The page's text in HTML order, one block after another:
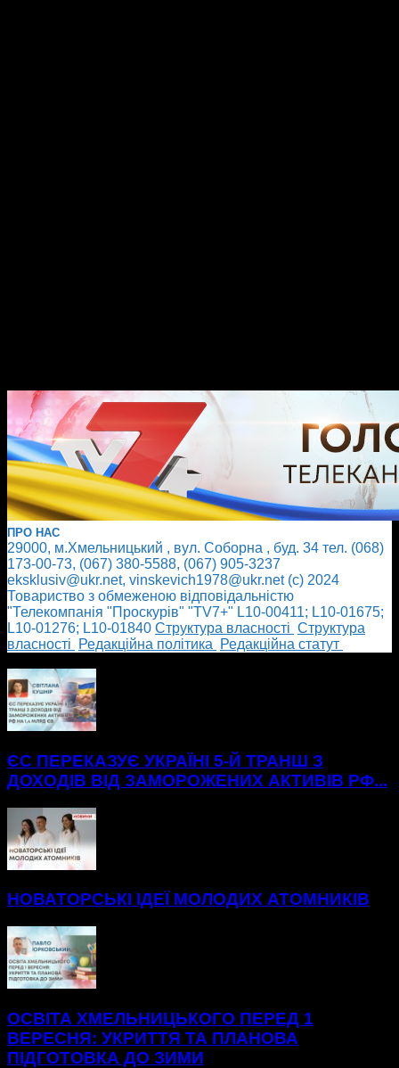
ПРО НАС
29000, м.Хмельницький , вул. Соборна , буд. 34 тел. (068)
173-00-73, (067) 380-5588, (067) 905-3237
eksklusiv@ukr.net, vinskevich1978@ukr.net (с) 2024
Товариство з обмеженою відповідальністю
"Телекомпанія "Проскурів" "TV7+" L10-00411; L10-01675;
L10-01276; L10-01840 Cтруктура власності Cтруктура
власності
Редакційна політика
Редакційна статут
ЄС ПЕРЕКАЗУЄ УКРАЇНІ 5-Й ТРАНШ З
ДОХОДІВ ВІД ЗАМОРОЖЕНИХ АКТИВІВ РФ...
НОВАТОРСЬКІ ІДЕЇ МОЛОДИХ АТОМНИКІВ
ОСВІТА ХМЕЛЬНИЦЬКОГО ПЕРЕД 1
ВЕРЕСНЯ: УКРИТТЯ ТА ПЛАНОВА
ПІДГОТОВКА ДО ЗИМИ